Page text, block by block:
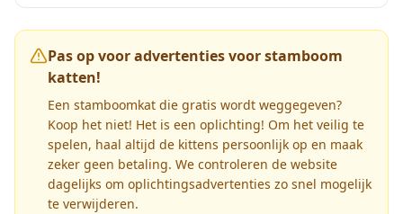
Pas op voor advertenties voor stamboom
katten!
Een stamboomkat die gratis wordt weggegeven?
Koop het niet! Het is een oplichting! Om het veilig te
spelen, haal altijd de kittens persoonlijk op en maak
zeker geen betaling. We controleren de website
dagelijks om oplichtingsadvertenties zo snel mogelijk
te verwijderen.